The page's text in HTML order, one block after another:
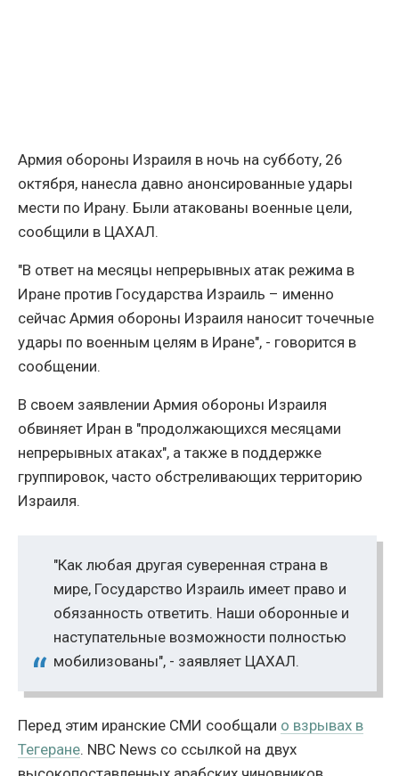
Армия обороны Израиля в ночь на субботу, 26
октября, нанесла давно анонсированные удары
мести по Ирану. Были атакованы военные цели,
сообщили в ЦАХАЛ.
"В ответ на месяцы непрерывных атак режима в
Иране против Государства Израиль – именно
сейчас Армия обороны Израиля наносит точечные
удары по военным целям в Иране", - говорится в
сообщении.
В своем заявлении Армия обороны Израиля
обвиняет Иран в "продолжающихся месяцами
непрерывных атаках", а также в поддержке
группировок, часто обстреливающих территорию
Израиля.
"Как любая другая суверенная страна в
мире, Государство Израиль имеет право и
обязанность ответить. Наши оборонные и
наступательные возможности полностью
мобилизованы", - заявляет ЦАХАЛ.
Перед этим иранские СМИ сообщали о взрывах в
Тегеране. NBC News со ссылкой на двух